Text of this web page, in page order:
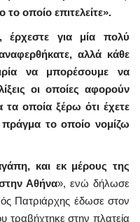
οποίο επιτελείτε».
έρχεστε για μία πολύ
αλλά κάθε
να μπορέσουμε να
οι οποίες αφορούν
τα οποία ξέρω ότι έχετε
το οποίο νομίζω
και εκ μέρους της
Αθήνα», ενώ δήλωσε
Πατριάρχης έδωσε στον
στην πλατεία